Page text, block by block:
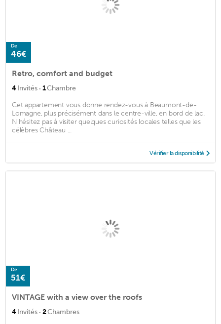
De
46€
Retro, comfort and budget
4Invités · 1Chambre
Cet appartement vous donne rendez-vous à Beaumont-de-
Lomagne, plus précisément dans le centre-ville, en bord de lac.
N'hésitez pas à visiter quelques curiosités locales telles que les
célèbres Château ...
Vérifier la disponibilité
De
51€
VINTAGE with a view over the roofs
4Invités · 2Chambres